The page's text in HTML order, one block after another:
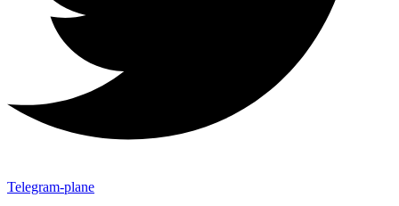
Telegram-plane